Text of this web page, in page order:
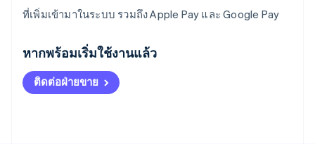
ที่เพิ่มเข้ามาในระบบ รวมถึง Apple Pay และ Google Pay
หากพร้อมเริ่มใช้งานแล้ว
ติดต่อฝ่ายขาย
เขตบริหารพิเศษฮ่องกง ประเทศจีน
English简体中文
แคนาดา
EnglishFrançais